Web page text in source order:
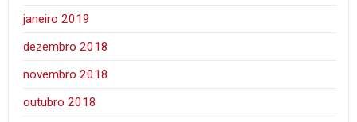
janeiro 2019
dezembro 2018
novembro 2018
outubro 2018